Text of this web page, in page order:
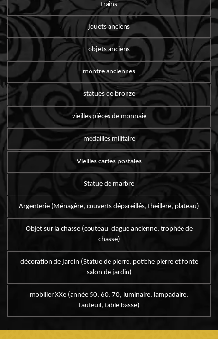
trains
jouets anciens
objets anciens
montre anciennes
statues de bronze
vieilles pièces de monnaie
médailles militaire
Vieilles cartes postales
Statue de marbre
Argenterie (Ménagère, couverts dépareillés, theillere, plateau)
Objet sur la chasse (couteau, dague ancienne, trophée de
chasse)
décoration de jardin (Statue de pierre, potiche pierre et fonte
salon de jardin)
mobilier XXe (année 50, 60, 70, luminaire, lampadaire,
fauteuil, table basse)